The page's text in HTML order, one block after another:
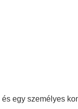
és egy személyes